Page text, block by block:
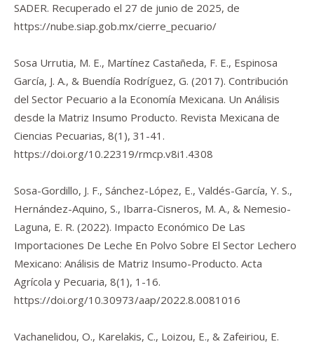
SADER. Recuperado el 27 de junio de 2025, de
https://nube.siap.gob.mx/cierre_pecuario/
Sosa Urrutia, M. E., Martínez Castañeda, F. E., Espinosa
García, J. A., & Buendía Rodríguez, G. (2017). Contribución
del Sector Pecuario a la Economía Mexicana. Un Análisis
desde la Matriz Insumo Producto. Revista Mexicana de
Ciencias Pecuarias, 8(1), 31-41.
https://doi.org/10.22319/rmcp.v8i1.4308
Sosa-Gordillo, J. F., Sánchez-López, E., Valdés-García, Y. S.,
Hernández-Aquino, S., Ibarra-Cisneros, M. A., & Nemesio-
Laguna, E. R. (2022). Impacto Económico De Las
Importaciones De Leche En Polvo Sobre El Sector Lechero
Mexicano: Análisis de Matriz Insumo-Producto. Acta
Agrícola y Pecuaria, 8(1), 1-16.
https://doi.org/10.30973/aap/2022.8.0081016
Vachanelidou, O., Karelakis, C., Loizou, E., & Zafeiriou, E.